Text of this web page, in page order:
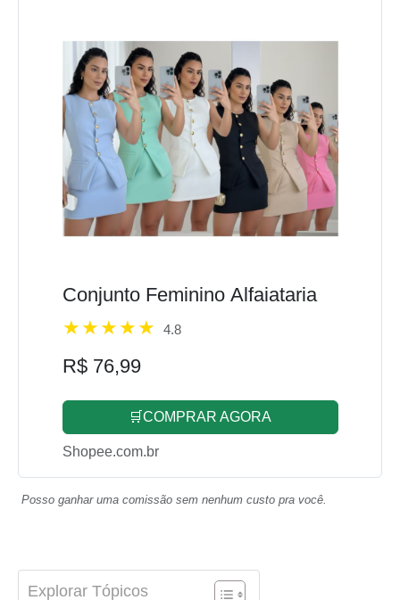
Conjunto Feminino Alfaiataria
4.8
R$ 76,99
🛒COMPRAR AGORA
Shopee.com.br
Posso ganhar uma comissão sem nenhum custo pra você.
Explorar Tópicos